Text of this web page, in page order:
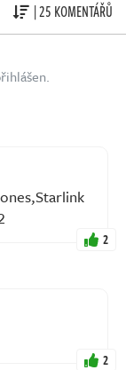
| 25 KOMENTÁŘŮ
2
2